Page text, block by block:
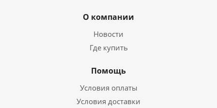
О компании
Новости
Где купить
Помощь
Условия оплаты
Условия доставки